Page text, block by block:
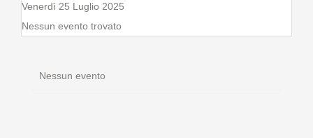
Venerdì 25 Luglio 2025
Nessun evento trovato
Nessun evento